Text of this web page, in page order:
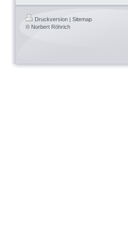
Druckversion | Sitemap
© Norbert Röhrich